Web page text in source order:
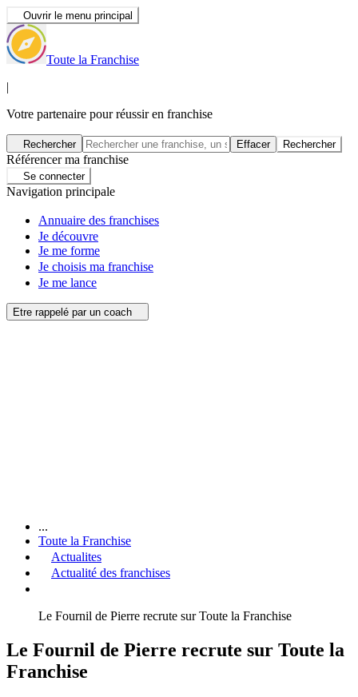
Ouvrir le menu principal
Toute la Franchise
|
Votre partenaire pour réussir en franchise
Rechercher Effacer Rechercher
Référencer ma franchise
Se connecter
Navigation principale
Annuaire des franchises
Je découvre
Je me forme
Je choisis ma franchise
Je me lance
Etre rappelé par un coach
...
Toute la Franchise
Actualites
Actualité des franchises
Le Fournil de Pierre recrute sur Toute la Franchise
Le Fournil de Pierre recrute sur Toute la
Franchise